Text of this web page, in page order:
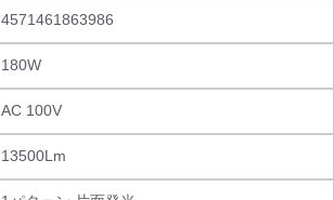
4571461863986
180W
AC 100V
13500Lm